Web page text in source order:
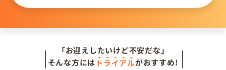
「お迎えしたいけど不安だな」
そんな方には トライアルがおすすめ!